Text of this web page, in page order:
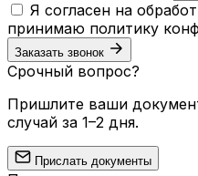
Я согласен на
принимаю политику
Заказать звонок
Срочный вопрос?
Пришлите ваши
случай за 1–2 дня.
Прислать документы